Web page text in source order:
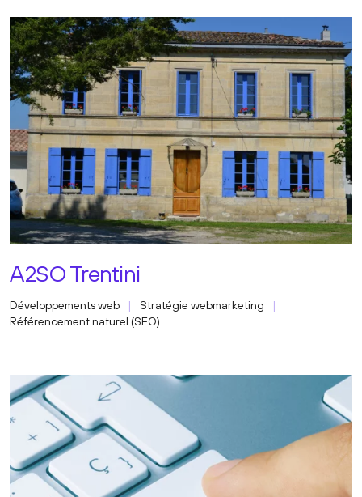
A2SO Trentini
Développements web
Stratégie webmarketing
Référencement naturel (SEO)